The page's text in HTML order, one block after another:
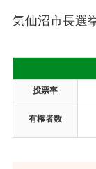
気仙沼市長選
投票率
有権者数